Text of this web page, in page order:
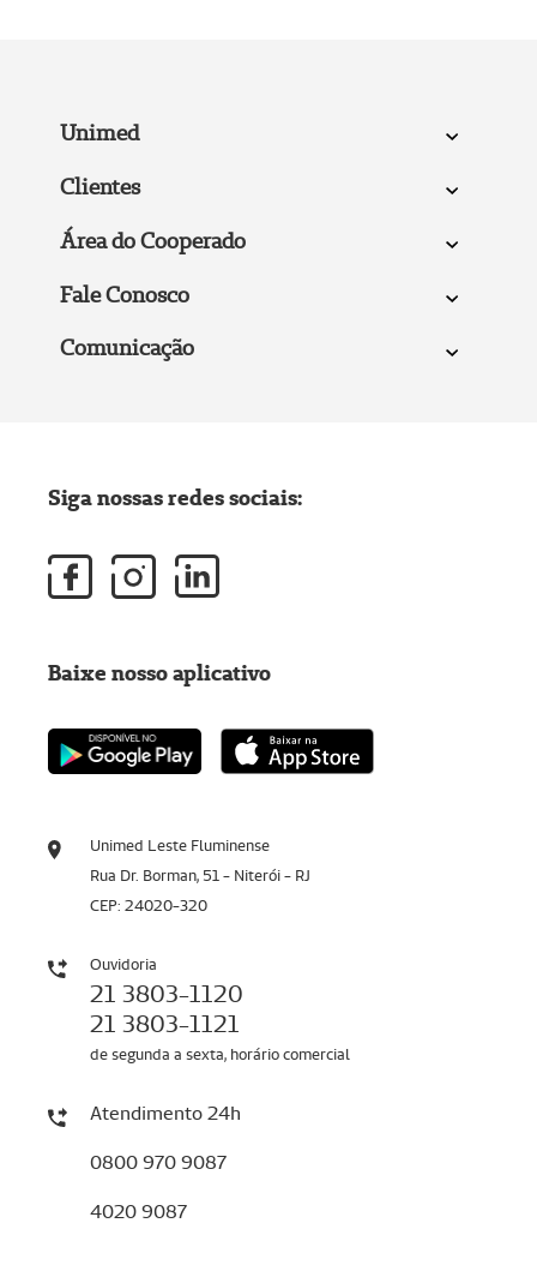
Unimed
Clientes
Área do Cooperado
Fale Conosco
Comunicação
Unimed Leste Fluminense
Rua Dr. Borman, 51 - Niterói - RJ
CEP: 24020-320
Ouvidoria
21 3803-1120
21 3803-1121
de segunda a sexta, horário comercial
Atendimento 24h
0800 970 9087
4020 9087
Siga nossas redes sociais:
Baixe nosso aplicativo